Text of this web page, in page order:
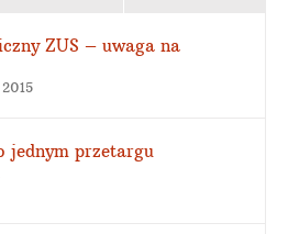
ZUS – uwaga na
jednym przetargu